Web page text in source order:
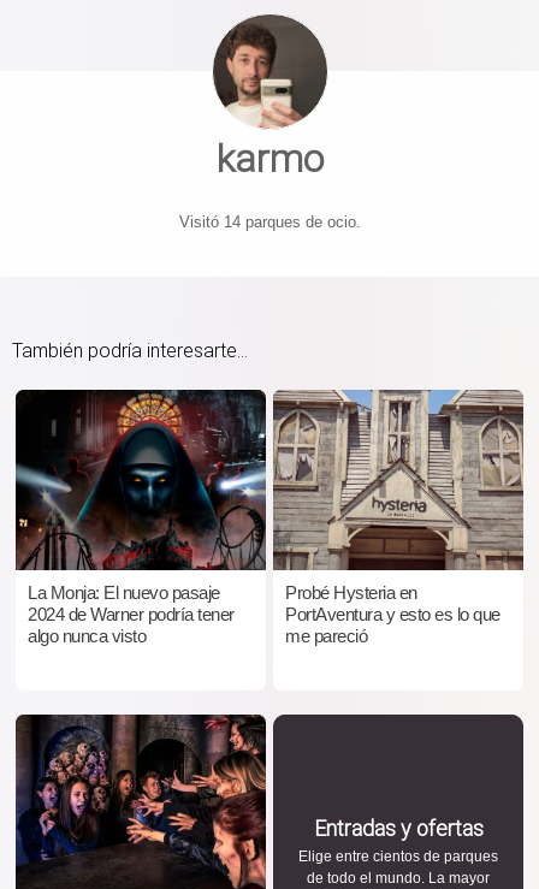
karmo
Visitó 14 parques de ocio.
También podría interesarte...
La Monja: El nuevo pasaje
2024 de Warner podría tener
algo nunca visto
Probé Hysteria en
PortAventura y esto es lo que
me pareció
Entradas y ofertas
Elige entre cientos de parques
de todo el mundo. La mayor